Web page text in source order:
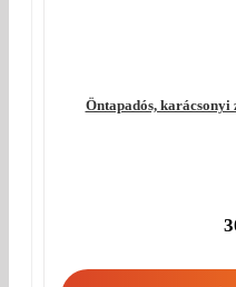
Öntapadós, karácsonyi